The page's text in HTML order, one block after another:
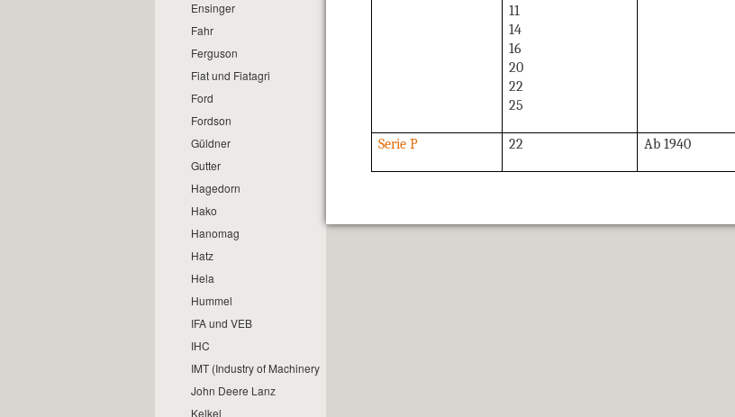
Ensinger
Fahr
Ferguson
Fiat und Fiatagri
Ford
Fordson
Güldner
Gutter
Hagedorn
Hako
Hanomag
Hatz
Hela
Hummel
IFA und VEB
IHC
IMT (Industry of Machinery and Tractors)
John Deere Lanz
Kelkel
11
14
16
20
22
25
Serie P 22 Ab 1940